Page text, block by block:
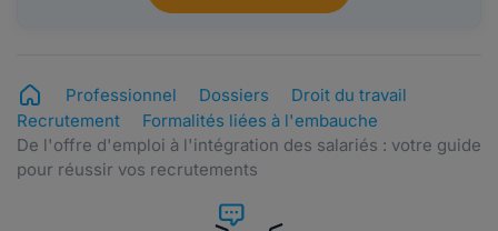
Professionnel Dossiers
Droit du travail
Recrutement
Formalités liées à l'embauche
De l'offre d'emploi à l'intégration des salariés : votre guide
pour réussir vos recrutements